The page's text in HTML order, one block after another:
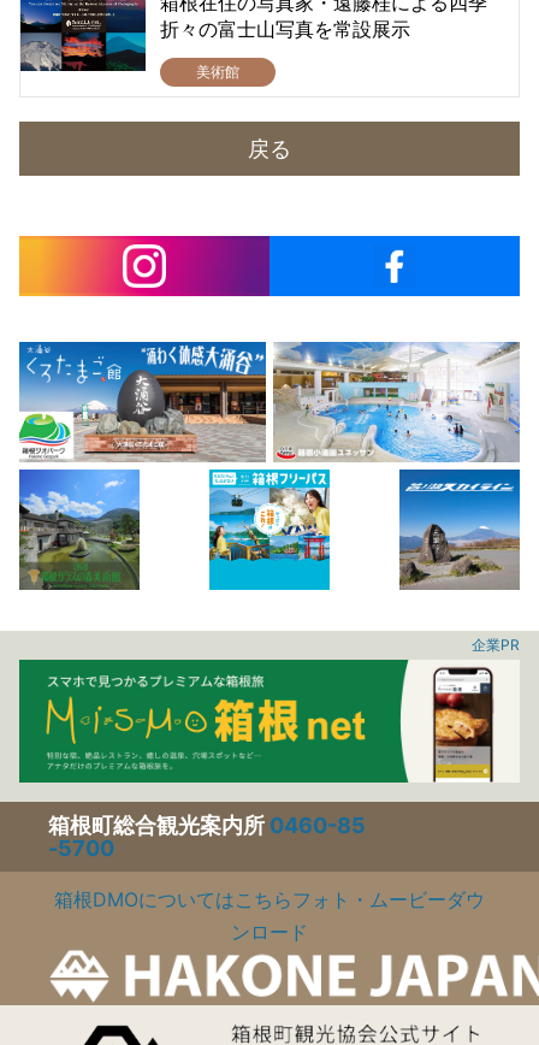
折々の富士山写真を常設展示
美術館
戻る
企業PR
箱根町総合観光案内所 0460-85
-5700
箱根DMOについてはこちらフォト・ムービーダウ
ンロード